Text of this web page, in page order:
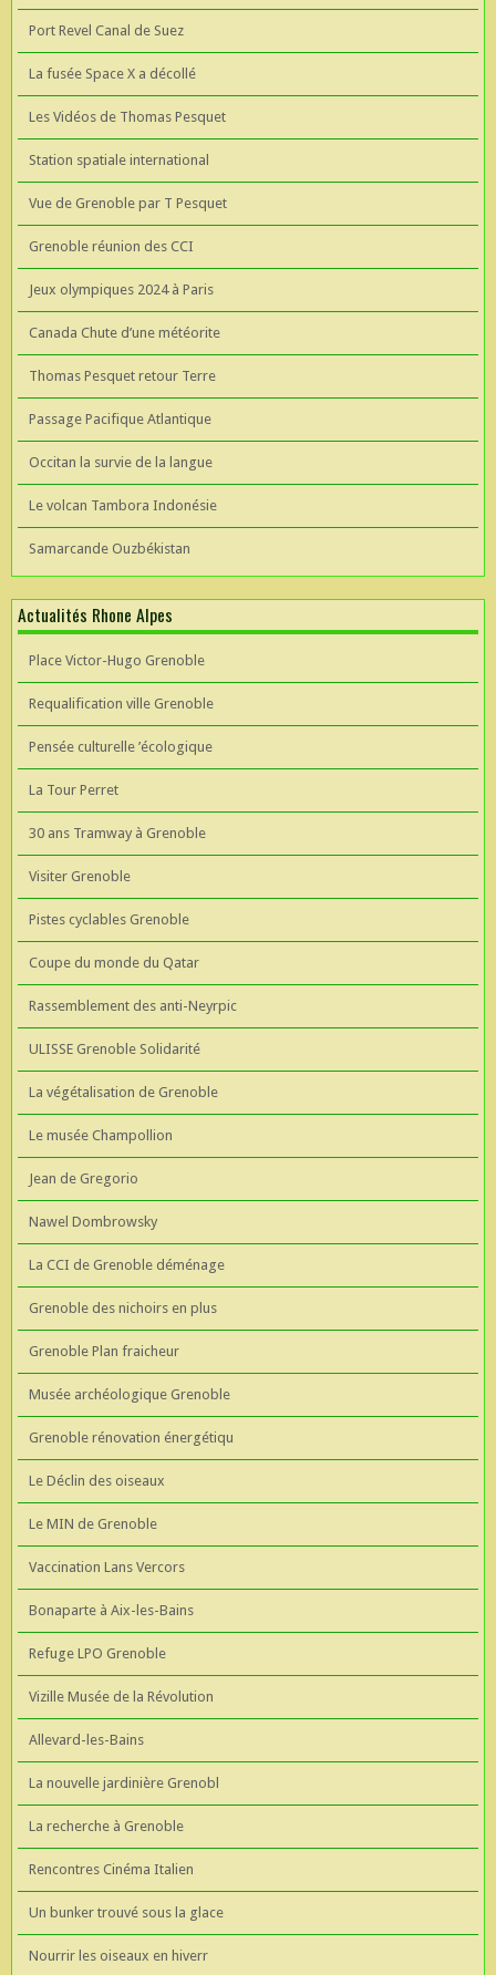
Port Revel Canal de Suez
La fusée Space X a décollé
Les Vidéos de Thomas Pesquet
Station spatiale international
Vue de Grenoble par T Pesquet
Grenoble réunion des CCI
Jeux olympiques 2024 à Paris
Canada Chute d’une météorite
Thomas Pesquet retour Terre
Passage Pacifique Atlantique
Occitan la survie de la langue
Le volcan Tambora Indonésie
Samarcande Ouzbékistan
Actualités Rhone Alpes
Place Victor-Hugo Grenoble
Requalification ville Grenoble
Pensée culturelle ’écologique
La Tour Perret
30 ans Tramway à Grenoble
Visiter Grenoble
Pistes cyclables Grenoble
Coupe du monde du Qatar
Rassemblement des anti-Neyrpic
ULISSE Grenoble Solidarité
La végétalisation de Grenoble
Le musée Champollion
Jean de Gregorio
Nawel Dombrowsky
La CCI de Grenoble déménage
Grenoble des nichoirs en plus
Grenoble Plan fraicheur
Musée archéologique Grenoble
Grenoble rénovation énergétiqu
Le Déclin des oiseaux
Le MIN de Grenoble
Vaccination Lans Vercors
Bonaparte à Aix-les-Bains
Refuge LPO Grenoble
Vizille Musée de la Révolution
Allevard-les-Bains
La nouvelle jardinière Grenobl
La recherche à Grenoble
Rencontres Cinéma Italien
Un bunker trouvé sous la glace
Nourrir les oiseaux en hiverr